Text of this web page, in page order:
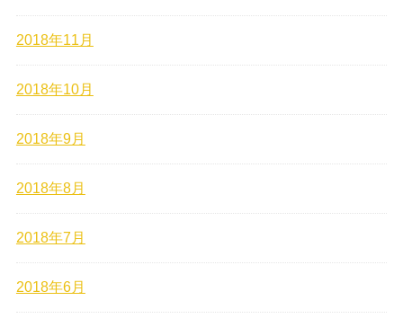
2018年11月
2018年10月
2018年9月
2018年8月
2018年7月
2018年6月